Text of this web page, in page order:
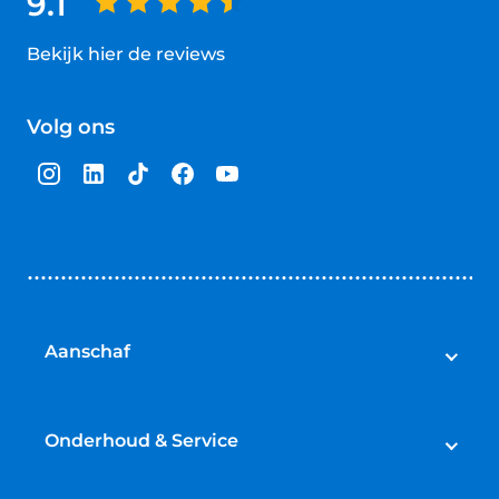
Bekijk hier de reviews
van
sterren
Volg ons
Aanschaf
Bedrijfswagens
Onderhoud & Service